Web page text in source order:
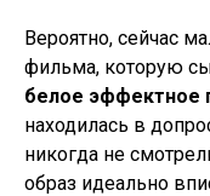
Вероятно, сейчас
фильма, которую
белое эффектное
находилась в
никогда не
образ идеально